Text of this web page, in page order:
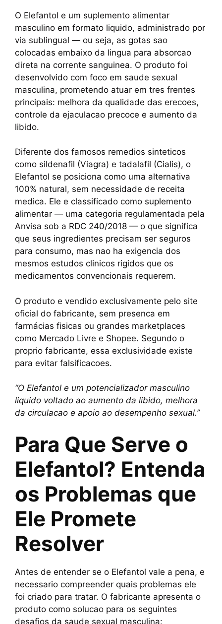
O Elefantol e um suplemento alimentar
masculino em formato liquido, administrado por
via sublingual — ou seja, as gotas sao
colocadas embaixo da lingua para absorcao
direta na corrente sanguinea. O produto foi
desenvolvido com foco em saude sexual
masculina, prometendo atuar em tres frentes
principais: melhora da qualidade das erecoes,
controle da ejaculacao precoce e aumento da
libido.
Diferente dos famosos remedios sinteticos
como sildenafil (Viagra) e tadalafil (Cialis), o
Elefantol se posiciona como uma alternativa
100% natural, sem necessidade de receita
medica. Ele e classificado como suplemento
alimentar — uma categoria regulamentada pela
Anvisa sob a RDC 240/2018 — o que significa
que seus ingredientes precisam ser seguros
para consumo, mas nao ha exigencia dos
mesmos estudos clinicos rigidos que os
medicamentos convencionais requerem.
O produto e vendido exclusivamente pelo site
oficial do fabricante, sem presenca em
farmácias fisicas ou grandes marketplaces
como Mercado Livre e Shopee. Segundo o
proprio fabricante, essa exclusividade existe
para evitar falsificacoes.
“O Elefantol e um potencializador masculino
liquido voltado ao aumento da libido, melhora
da circulacao e apoio ao desempenho sexual.”
Para Que Serve o
Elefantol? Entenda
os Problemas que
Ele Promete
Resolver
Antes de entender se o Elefantol vale a pena, e
necessario compreender quais problemas ele
foi criado para tratar. O fabricante apresenta o
produto como solucao para os seguintes
desafios da saude sexual masculina: